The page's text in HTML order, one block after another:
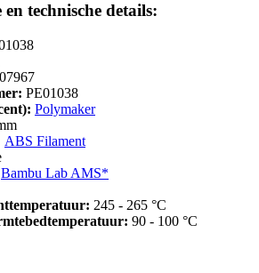
technische details:
PE01038
Polymaker
ABS Filament
Bambu Lab AMS*
245 - 265 °C
90 - 100 °C